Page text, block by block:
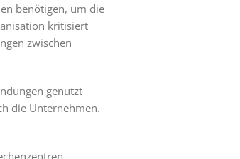
benötigen, um die
kritisiert
zwischen
genutzt
die Unternehmen.